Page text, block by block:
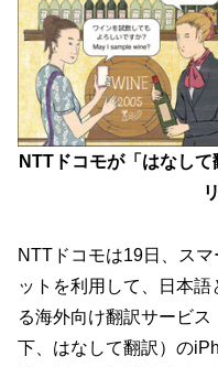
NTTドコモが「はなし
NTTドコモは19日、ス
ットを利用して、日本
る海外向け翻訳サービス
下、はなして翻訳）の